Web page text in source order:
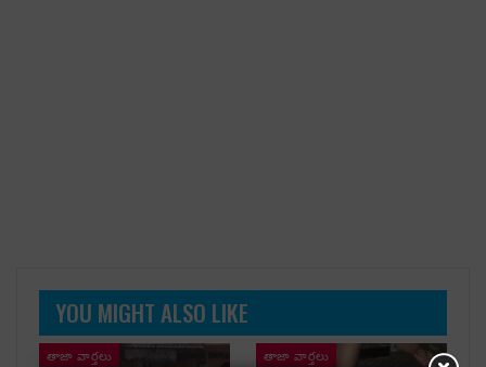
YOU MIGHT ALSO LIKE
తాజా వార్తలు తాజా వార్తలు